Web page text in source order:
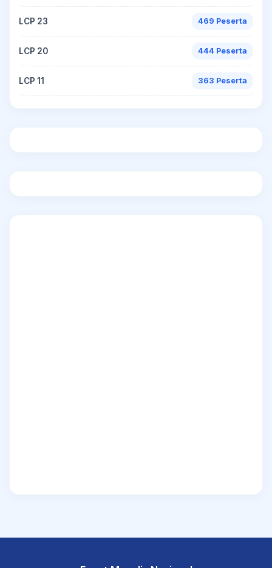
LCP 23 469 Peserta
LCP 20 444 Peserta
LCP 11 363 Peserta